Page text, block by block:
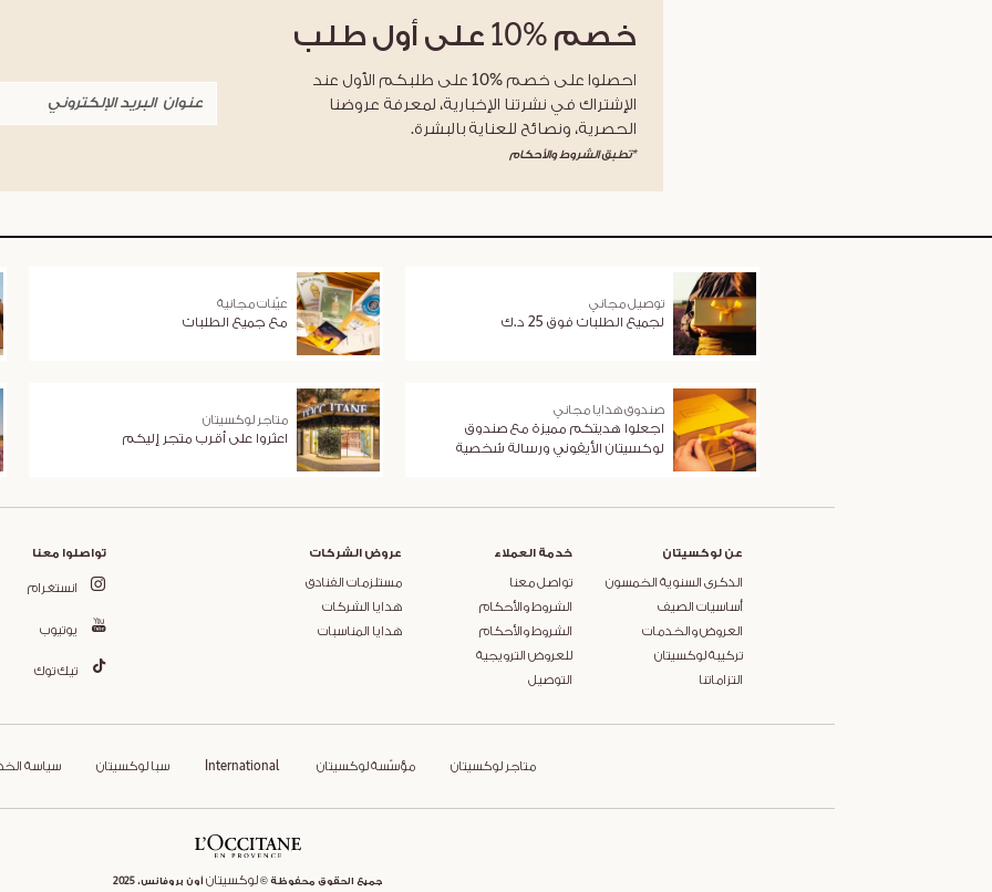
خصم %10 على أول طلب
احصلوا على خصم %10 على طلبكم الأول عند
الإشتراك في نشرتنا الإخبارية، لمعرفة عروضنا
الحصرية، ونصائح للعناية بالبشرة.
*تطبق الشروط والأحكام
توصيل مجاني
لجميع الطلبات فوق 25 د.ك
عيّنات مجانية
مع جميع الطلبات
صندوق هدايا مجاني
اجعلوا هديتكم مميزة مع صندوق
لوكسيتان الأيقوني ورسالة شخصية
متاجر لوكسيتان
اعثروا على أقرب متجر إليكم
عن لوكسيتان
الذكرى السنوية الخمسون
أساسيات الصيف
العروض والخدمات
تركيبة لوكسيتان
التزاماتنا
خدمة العملاء
تواصل معنا
الشروط والأحكام
الشروط والأحكام
للعروض الترويجية
التوصيل
عروض الشركات
مستلزمات الفنادق
هدايا الشركات
هدايا المناسبات
تواصلوا معنا
انستغرام
يوتيوب
تيك توك
متاجر لوكسيتان مؤسّسة لوكسيتان International سبا لوكسيتان سياسة
جميع الحقوق محفوظة © لوكسيتان أون بروفانس، 2025